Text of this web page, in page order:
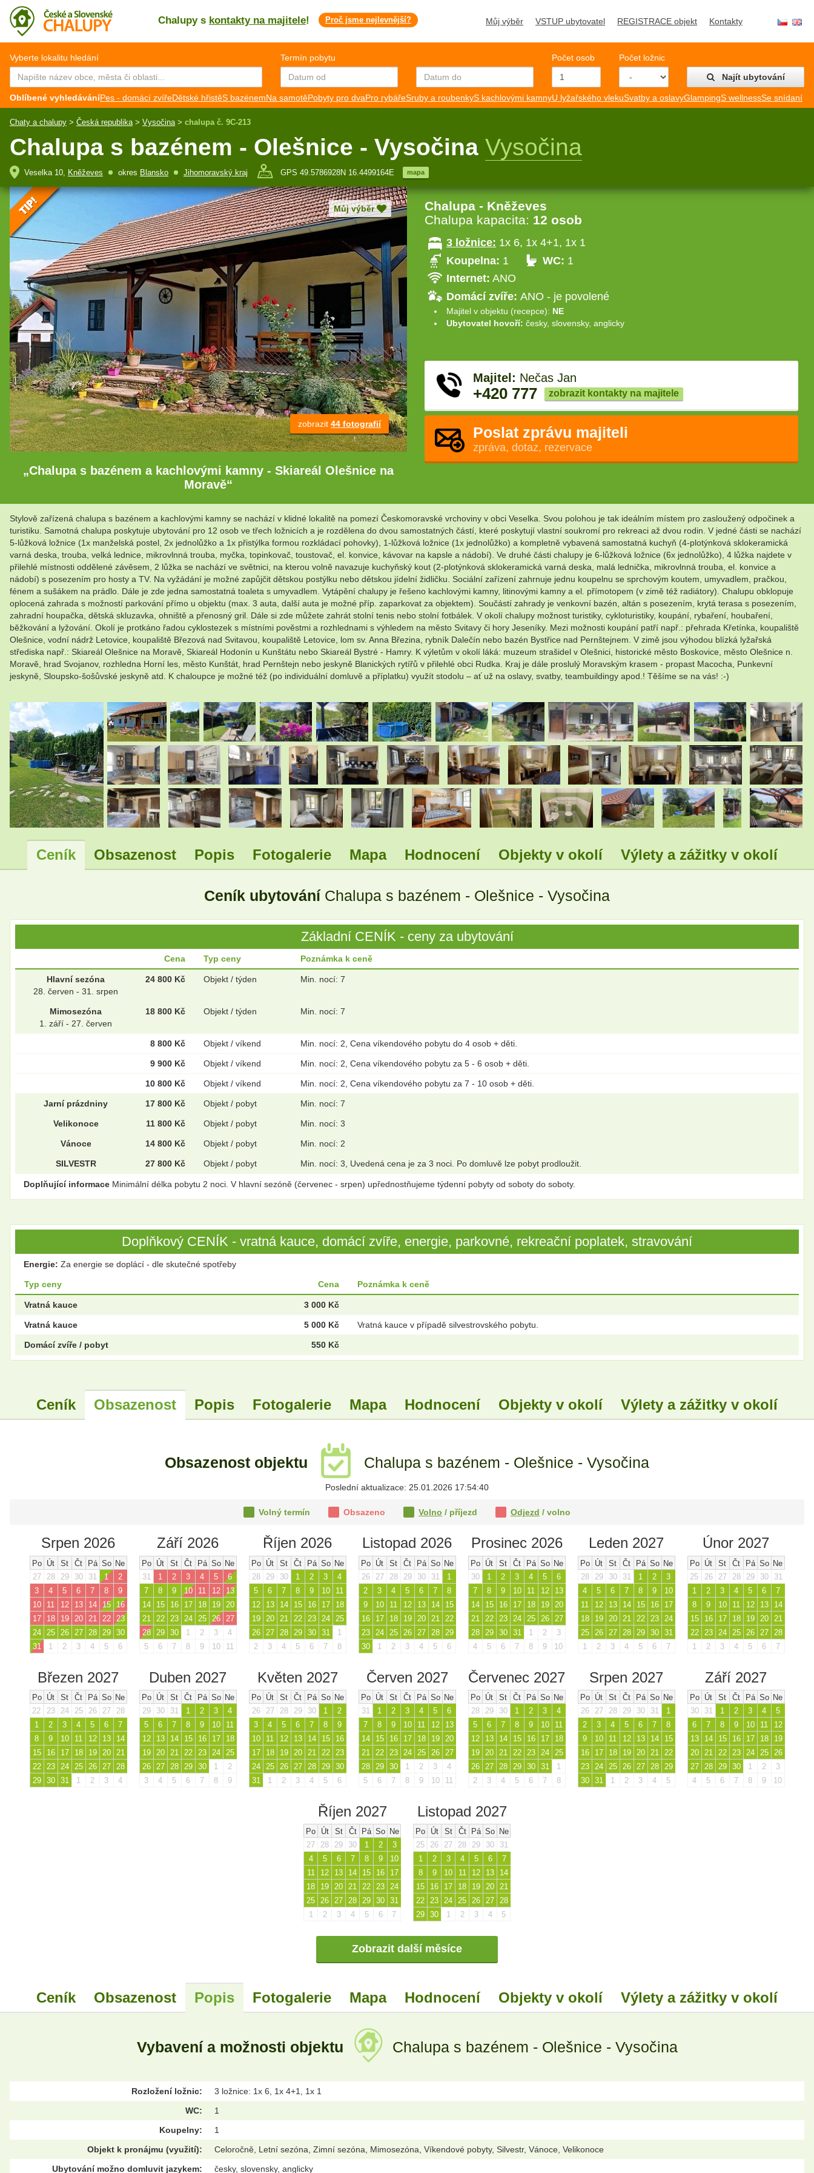
Chalupy s kontakty na majitele! Proč jsme nejlevnější? Můj výběr VSTUP ubytovatel REGISTRACE objekt Kontakty
CZ EN
Vyberte lokalitu hledání Termín pobytu Počet osob
Počet ložnic
Najít ubytování
Oblíbené vyhledáváníPes - domácí zvířeDětské hřistěS bazénemNa samotěPobyty pro dvaPro rybářeSruby a roubenkyS kachlovými kamnyU lyžařského vlekuSvatby a oslavyGlampingS wellnessSe snídaní
Chaty a chalupy > Česká republika > Vysočina > chalupa č. 9C-213
Chalupa s bazénem - Olešnice - Vysočina Vysočina
Veselka 10, Kněževes okres Blansko Jihomoravský kraj GPS 49.5786928N 16.4499164E mapa
Můj výběr
zobrazit 44 fotografií
„Chalupa s bazénem a kachlovými kamny - Skiareál Olešnice na
Moravě“
Chalupa - Kněževes
Chalupa kapacita: 12 osob
3 ložnice: 1x 6, 1x 4+1, 1x 1
Koupelna: 1 WC: 1
Internet: ANO
Domácí zvíře: ANO - je povolené
Majitel v objektu (recepce): NE
Ubytovatel hovoří: česky, slovensky, anglicky
Majitel: Nečas Jan
+420 777 zobrazit kontakty na majitele
Poslat zprávu majiteli
zpráva, dotaz, rezervace
Stylově zařízená chalupa s bazénem a kachlovými kamny se nachází v klidné lokalitě na pomezí Českomoravské vrchoviny v obci Veselka. Svou polohou je tak ideálním místem pro zasloužený odpočinek a
turistiku. Samotná chalupa poskytuje ubytování pro 12 osob ve třech ložnicích a je rozdělena do dvou samostatných částí, které poskytují vlastní soukromí pro rekreaci až dvou rodin. V jedné části se nachází
5-lůžková ložnice (1x manželská postel, 2x jednolůžko a 1x přistýlka formou rozkládací pohovky), 1-lůžková ložnice (1x jednolůžko) a kompletně vybavená samostatná kuchyň (4-plotýnková sklokeramická
varná deska, trouba, velká lednice, mikrovlnná trouba, myčka, topinkovač, toustovač, el. konvice, kávovar na kapsle a nádobí). Ve druhé části chalupy je 6-lůžková ložnice (6x jednolůžko), 4 lůžka najdete v
přilehlé místnosti oddělené závěsem, 2 lůžka se nachází ve světnici, na kterou volně navazuje kuchyňský kout (2-plotýnková sklokeramická varná deska, malá lednička, mikrovlnná trouba, el. konvice a
nádobí) s posezením pro hosty a TV. Na vyžádání je možné zapůjčit dětskou postýlku nebo dětskou jídelní židličku. Sociální zařízení zahrnuje jednu koupelnu se sprchovým koutem, umyvadlem, pračkou,
fénem a sušákem na prádlo. Dále je zde jedna samostatná toaleta s umyvadlem. Vytápění chalupy je řešeno kachlovými kamny, litinovými kamny a el. přímotopem (v zimě též radiátory). Chalupu obklopuje
oplocená zahrada s možností parkování přímo u objektu (max. 3 auta, další auta je možné příp. zaparkovat za objektem). Součástí zahrady je venkovní bazén, altán s posezením, krytá terasa s posezením,
zahradní houpačka, dětská skluzavka, ohniště a přenosný gril. Dále si zde můžete zahrát stolní tenis nebo stolní fotbálek. V okolí chalupy možnost turistiky, cykloturistiky, koupání, rybaření, houbaření,
běžkování a lyžování. Okolí je protkáno řadou cyklostezek s místními pověstmi a rozhlednami s výhledem na město Svitavy či hory Jeseníky. Mezi možnosti koupání patří např.: přehrada Křetínka, koupaliště
Olešnice, vodní nádrž Letovice, koupaliště Březová nad Svitavou, koupaliště Letovice, lom sv. Anna Březina, rybník Dalečín nebo bazén Bystřice nad Pernštejnem. V zimě jsou výhodou blízká lyžařská
střediska např.: Skiareál Olešnice na Moravě, Skiareál Hodonín u Kunštátu nebo Skiareál Bystré - Hamry. K výletům v okolí láká: muzeum strašidel v Olešnici, historické město Boskovice, město Olešnice n.
Moravě, hrad Svojanov, rozhledna Horní les, město Kunštát, hrad Pernštejn nebo jeskyně Blanických rytířů v přilehlé obci Rudka. Kraj je dále proslulý Moravským krasem - propast Macocha, Punkevní
jeskyně, Sloupsko-šošůvské jeskyně atd. K chaloupce je možné též (po individuální domluvě a příplatku) využít stodolu – ať už na oslavy, svatby, teambuildingy apod.! Těšíme se na vás! :-)
Ceník Obsazenost Popis Fotogalerie Mapa Hodnocení Objekty v okolí Výlety a zážitky v okolí
Ceník ubytování Chalupa s bazénem - Olešnice - Vysočina
Základní CENÍK - ceny za ubytování
Cena Typ ceny Poznámka k ceně
Hlavní sezóna
28. červen - 31. srpen
24 800 Kč Objekt / týden Min. nocí: 7
Mimosezóna
1. září - 27. červen
18 800 Kč Objekt / týden Min. nocí: 7
8 800 Kč Objekt / víkend Min. nocí: 2, Cena víkendového pobytu do 4 osob + děti.
9 900 Kč Objekt / víkend Min. nocí: 2, Cena víkendového pobytu za 5 - 6 osob + děti.
10 800 Kč Objekt / víkend Min. nocí: 2, Cena víkendového pobytu za 7 - 10 osob + děti.
Jarní prázdniny 17 800 Kč Objekt / pobyt Min. nocí: 7
Velikonoce 11 800 Kč Objekt / pobyt Min. nocí: 3
Vánoce 14 800 Kč Objekt / pobyt Min. nocí: 2
SILVESTR 27 800 Kč Objekt / pobyt Min. nocí: 3, Uvedená cena je za 3 noci. Po domluvě lze pobyt prodloužit.
Doplňující informace Minimální délka pobytu 2 noci. V hlavní sezóně (červenec - srpen) upřednostňujeme týdenní pobyty od soboty do soboty.
Doplňkový CENÍK - vratná kauce, domácí zvíře, energie, parkovné, rekreační poplatek, stravování
Energie: Za energie se doplácí - dle skutečné spotřeby
Typ ceny Cena Poznámka k ceně
Vratná kauce 3 000 Kč
Vratná kauce 5 000 Kč Vratná kauce v případě silvestrovského pobytu.
Domácí zvíře / pobyt 550 Kč
Ceník Obsazenost Popis Fotogalerie Mapa Hodnocení Objekty v okolí Výlety a zážitky v okolí
Obsazenost objektu Chalupa s bazénem - Olešnice - Vysočina
Poslední aktualizace: 25.01.2026 17:54:40
Volný termín Obsazeno Volno / příjezd Odjezd / volno
Srpen 2026
Po Út St Čt Pá So Ne
27
28 29 30 31 1
2
3
4 5 6 7 8
9
10
11 12 13 14 15
16
17
18 19 20 21 22
23
24
25 26 27 28 29
30
31
1 2 3 4 5 6
Září 2026
Po Út St Čt Pá So Ne
31
1 2 3 4 5
6
7
8 9 10 11 12
13
14
15 16 17 18 19
20
21
22 23 24 25 26
27
28
29 30 1 2 3
4
5
6 7 8 9 10 11
Říjen 2026
Po Út St Čt Pá So Ne
28
29 30 1 2 3
4
5
6 7 8 9 10
11
12
13 14 15 16 17
18
19
20 21 22 23 24
25
26
27 28 29 30 31
1
2
3 4 5 6 7 8
Listopad 2026
Po Út St Čt Pá So Ne
26
27 28 29 30 31
1
2
3 4 5 6 7
8
9
10 11 12 13 14
15
16
17 18 19 20 21
22
23
24 25 26 27 28
29
30
1 2 3 4 5 6
Prosinec 2026
Po Út St Čt Pá So Ne
30
1 2 3 4 5
6
7
8 9 10 11 12
13
14
15 16 17 18 19
20
21
22 23 24 25 26
27
28
29 30 31 1 2
3
4
5 6 7 8 9 10
Leden 2027
Po Út St Čt Pá So Ne
28
29 30 31 1 2
3
4
5 6 7 8 9
10
11
12 13 14 15 16
17
18
19 20 21 22 23
24
25
26 27 28 29 30
31
1
2 3 4 5 6 7
Únor 2027
Po Út St Čt Pá So Ne
25
26 27 28 29 30
31
1
2 3 4 5 6
7
8
9 10 11 12 13
14
15
16 17 18 19 20
21
22
23 24 25 26 27
28
1
2 3 4 5 6 7
Březen 2027
Po Út St Čt Pá So Ne
22
23 24 25 26 27
28
1
2 3 4 5 6
7
8
9 10 11 12 13
14
15
16 17 18 19 20
21
22
23 24 25 26 27
28
29
30 31 1 2 3 4
Duben 2027
Po Út St Čt Pá So Ne
29
30 31 1 2 3
4
5
6 7 8 9 10
11
12
13 14 15 16 17
18
19
20 21 22 23 24
25
26
27 28 29 30 1
2
3
4 5 6 7 8 9
Květen 2027
Po Út St Čt Pá So Ne
26
27 28 29 30 1
2
3
4 5 6 7 8
9
10
11 12 13 14 15
16
17
18 19 20 21 22
23
24
25 26 27 28 29
30
31
1 2 3 4 5 6
Červen 2027
Po Út St Čt Pá So Ne
31
1 2 3 4 5
6
7
8 9 10 11 12
13
14
15 16 17 18 19
20
21
22 23 24 25 26
27
28
29 30 1 2 3
4
5
6 7 8 9 10 11
Červenec 2027
Po Út St Čt Pá So Ne
28
29 30 1 2 3
4
5
6 7 8 9 10
11
12
13 14 15 16 17
18
19
20 21 22 23 24
25
26
27 28 29 30 31
1
2
3 4 5 6 7 8
Srpen 2027
Po Út St Čt Pá So Ne
26
27 28 29 30 31
1
2
3 4 5 6 7
8
9
10 11 12 13 14
15
16
17 18 19 20 21
22
23
24 25 26 27 28
29
30
31 1 2 3 4 5
Září 2027
Po Út St Čt Pá So Ne
30
31 1 2 3 4
5
6
7 8 9 10 11
12
13
14 15 16 17 18
19
20
21 22 23 24 25
26
27
28 29 30 1 2
3
4
5 6 7 8 9 10
Říjen 2027
Po Út St Čt Pá So Ne
27
28 29 30 1 2
3
4
5 6 7 8 9
10
11
12 13 14 15 16
17
18
19 20 21 22 23 24
25 26 27 28 29 30 31
1
2 3 4 5 6 7
Listopad 2027
Po Út St Čt Pá So Ne
25
26 27 28 29 30
31
1
2 3 4 5 6
7
8
9 10 11 12 13
14
15
16 17 18 19 20 21
22 23 24 25 26 27 28
29 30 1 2 3 4 5
Zobrazit další měsíce
Ceník Obsazenost Popis Fotogalerie Mapa Hodnocení Objekty v okolí Výlety a zážitky v okolí
Vybavení a možnosti objektu Chalupa s bazénem - Olešnice - Vysočina
Rozložení ložnic:
3 ložnice: 1x 6, 1x 4+1, 1x 1
WC:
1
Koupelny:
1
Objekt k pronájmu (využití):
Celoročně, Letní sezóna, Zimní sezóna, Mimosezóna, Víkendové pobyty, Silvestr, Vánoce, Velikonoce
Ubytování možno domluvit jazykem:
česky, slovensky, anglicky